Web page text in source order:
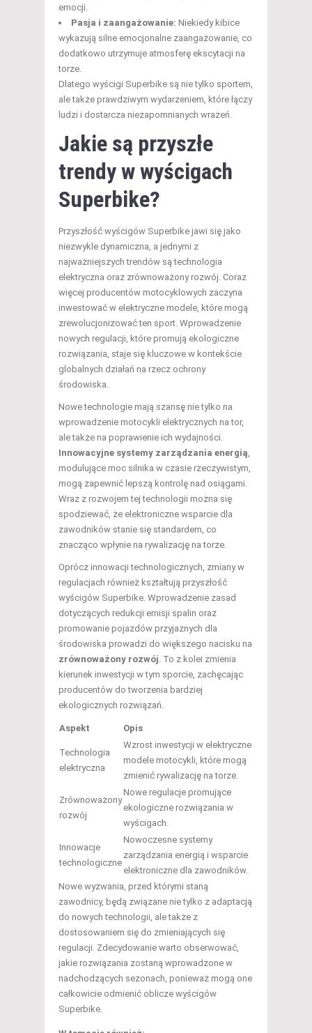
emocji.
Pasja i zaangażowanie: Niekiedy kibice
wykazują silne emocjonalne zaangażowanie, co
dodatkowo utrzymuje atmosferę ekscytacji na
torze.
Dlatego wyścigi Superbike są nie tylko sportem,
ale także prawdziwym wydarzeniem, które łączy
ludzi i dostarcza niezapomnianych wrażeń.
Jakie są przyszłe
trendy w wyścigach
Superbike?
Przyszłość wyścigów Superbike jawi się jako
niezwykle dynamiczna, a jednymi z
najważniejszych trendów są technologia
elektryczna oraz zrównoważony rozwój. Coraz
więcej producentów motocyklowych zaczyna
inwestować w elektryczne modele, które mogą
zrewolucjonizować ten sport. Wprowadzenie
nowych regulacji, które promują ekologiczne
rozwiązania, staje się kluczowe w kontekście
globalnych działań na rzecz ochrony
środowiska.
Nowe technologie mają szansę nie tylko na
wprowadzenie motocykli elektrycznych na tor,
ale także na poprawienie ich wydajności.
Innowacyjne systemy zarządzania energią,
modulujące moc silnika w czasie rzeczywistym,
mogą zapewnić lepszą kontrolę nad osiągami.
Wraz z rozwojem tej technologii można się
spodziewać, że elektroniczne wsparcie dla
zawodników stanie się standardem, co
znacząco wpłynie na rywalizację na torze.
Oprócz innowacji technologicznych, zmiany w
regulacjach również kształtują przyszłość
wyścigów Superbike. Wprowadzenie zasad
dotyczących redukcji emisji spalin oraz
promowanie pojazdów przyjaznych dla
środowiska prowadzi do większego nacisku na
zrównoważony rozwój. To z kolei zmienia
kierunek inwestycji w tym sporcie, zachęcając
producentów do tworzenia bardziej
ekologicznych rozwiązań.
Aspekt Opis
Technologia
elektryczna
Wzrost inwestycji w elektryczne
modele motocykli, które mogą
zmienić rywalizację na torze.
Zrównoważony
rozwój
Nowe regulacje promujące
ekologiczne rozwiązania w
wyścigach.
Innowacje
technologiczne
Nowoczesne systemy
zarządzania energią i wsparcie
elektroniczne dla zawodników.
Nowe wyzwania, przed którymi staną
zawodnicy, będą związane nie tylko z adaptacją
do nowych technologii, ale także z
dostosowaniem się do zmieniających się
regulacji. Zdecydowanie warto obserwować,
jakie rozwiązania zostaną wprowadzone w
nadchodzących sezonach, ponieważ mogą one
całkowicie odmienić oblicze wyścigów
Superbike.